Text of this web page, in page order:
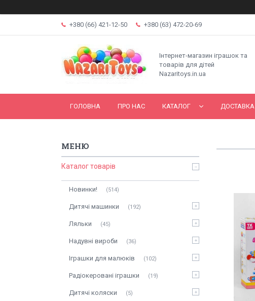
+380 (66) 421-12-50 +380 (63) 472-20-69
Інтернет-магазин іграшок та
товарів для дітей
Nazaritoys.in.ua
ГОЛОВНА ПРО НАС КАТАЛОГ ДОСТАВКА
Каталог товарів
Новинки! 514
Дитячі машинки 192
Ляльки 45
Надувні вироби 36
Іграшки для малюків 102
Радіокеровані іграшки 19
Дитячі коляски 5